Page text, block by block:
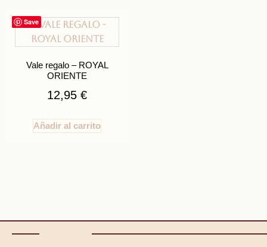
Save
Vale regalo – ROYAL
ORIENTE
12,95€
Añadir al carrito